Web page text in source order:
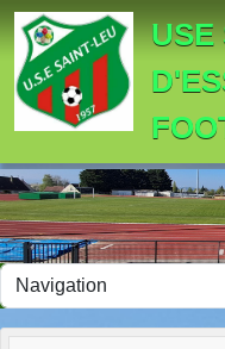
USE
Panneau de gestion des